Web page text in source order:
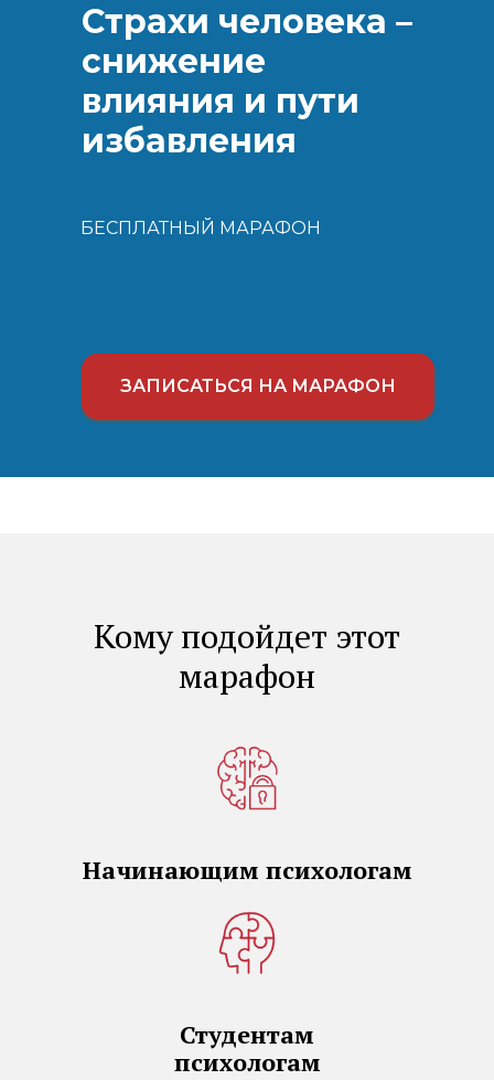
Страхи человека –
снижение
влияния и пути
избавления
ЗАПИСАТЬСЯ НА МАРАФОН
БЕСПЛАТНЫЙ МАРАФОН
Кому подойдет этот
марафон
Начинающим психологам
Студентам
психологам